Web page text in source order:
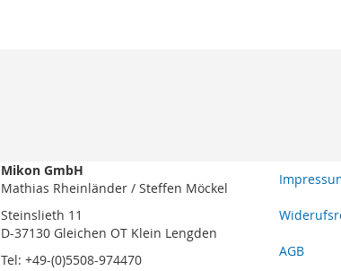
Mikon GmbH
Mathias Rheinländer / Steffen Möckel
Steinslieth 11
D-37130 Gleichen OT Klein Lengden
Tel: +49-(0)5508-974470
AGB